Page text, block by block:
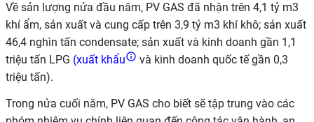
Về sản lượng nửa đầu năm, PV GAS đã nhận trên 4,1 tỷ m3
khí ẩm, sản xuất và cung cấp trên 3,9 tỷ m3 khí khô; sản xuất
46,4 nghìn tấn condensate; sản xuất và kinh doanh gần 1,1
triệu tấn LPG (xuất khẩu
và kinh doanh quốc tế gần 0,3
triệu tấn).
Trong nửa cuối năm, PV GAS cho biết sẽ tập trung vào các